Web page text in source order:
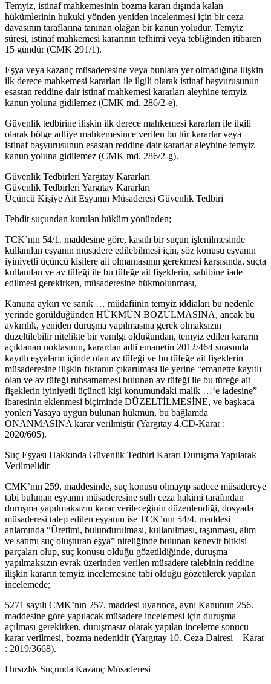
Temyiz, istinaf mahkemesinin bozma kararı dışında kalan
hükümlerinin hukuki yönden yeniden incelenmesi için bir ceza
davasının taraflarına tanınan olağan bir kanun yoludur. Temyiz
süresi, istinaf mahkemesi kararının tefhimi veya tebliğinden itibaren
15 gündür (CMK 291/1).
Eşya veya kazanç müsaderesine veya bunlara yer olmadığına ilişkin
ilk derece mahkemesi kararları ile ilgili olarak istinaf başvurusunun
esastan reddine dair istinaf mahkemesi kararları aleyhine temyiz
kanun yoluna gidilemez (CMK md. 286/2-e).
Güvenlik tedbirine ilişkin ilk derece mahkemesi kararları ile ilgili
olarak bölge adliye mahkemesince verilen bu tür kararlar veya
istinaf başvurusunun esastan reddine dair kararlar aleyhine temyiz
kanun yoluna gidilemez (CMK md. 286/2-g).
Güvenlik Tedbirleri Yargıtay Kararları
Güvenlik Tedbirleri Yargıtay Kararları
Üçüncü Kişiye Ait Eşyanın Müsaderesi Güvenlik Tedbiri
Tehdit suçundan kurulan hüküm yönünden;
TCK’nın 54/1. maddesine göre, kasıtlı bir suçun işlenilmesinde
kullanılan eşyanın müsadere edilebilmesi için, söz konusu eşyanın
iyiniyetli üçüncü kişilere ait olmamasının gerekmesi karşısında, suçta
kullanılan ve av tüfeği ile bu tüfeğe ait fişeklerin, sahibine iade
edilmesi gerekirken, müsaderesine hükmolunması,
Kanuna aykırı ve sanık … müdafiinin temyiz iddiaları bu nedenle
yerinde görüldüğünden HÜKMÜN BOZULMASINA, ancak bu
aykırılık, yeniden duruşma yapılmasına gerek olmaksızın
düzeltilebilir nitelikte bir yanılgı olduğundan, temyiz edilen kararın
açıklanan noktasının, karardan adli emanetin 2012/464 sırasında
kayıtlı eşyaların içinde olan av tüfeği ve bu tüfeğe ait fişeklerin
müsaderesine ilişkin fıkranın çıkarılması ile yerine “emanette kayıtlı
olan ve av tüfeği ruhsatnamesi bulunan av tüfeği ile bu tüfeğe ait
fişeklerin iyiniyetli üçüncü kişi konumundaki malik …‘e iadesine”
ibaresinin eklenmesi biçiminde DÜZELTİLMESİNE, ve başkaca
yönleri Yasaya uygun bulunan hükmün, bu bağlamda
ONANMASINA karar verilmiştir (Yargıtay 4.CD-Karar :
2020/605).
Suç Eşyası Hakkında Güvenlik Tedbiri Kararı Duruşma Yapılarak
Verilmelidir
CMK’nın 259. maddesinde, suç konusu olmayıp sadece müsadereye
tabi bulunan eşyanın müsaderesine sulh ceza hakimi tarafından
duruşma yapılmaksızın karar verileceğinin düzenlendiği, dosyada
müsaderesi talep edilen eşyanın ise TCK’nın 54/4. maddesi
anlamında “Üretimi, bulundurulması, kullanılması, taşınması, alım
ve satımı suç oluşturan eşya” niteliğinde bulunan kenevir bitkisi
parçaları olup, suç konusu olduğu gözetildiğinde, duruşma
yapılmaksızın evrak üzerinden verilen müsadere talebinin reddine
ilişkin kararın temyiz incelemesine tabi olduğu gözetilerek yapılan
incelemede;
5271 sayılı CMK’nın 257. maddesi uyarınca, aynı Kanunun 256.
maddesine göre yapılacak müsadere incelemesi için duruşma
açılması gerekirken, duruşmasız olarak yapılan inceleme sonucu
karar verilmesi, bozma nedenidir (Yargıtay 10. Ceza Dairesi – Karar
: 2019/3668).
Hırsızlık Suçunda Kazanç Müsaderesi